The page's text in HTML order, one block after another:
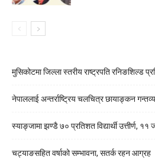
मुसिकोटमा जिल्ला स्तरीय राष्ट्रपति रनिङशिल्ड
नेपाललाई अन्तर्राष्ट्रिय चलचित्र छायाङ्कन
स्याङ्जामा झण्डै ७० प्रतिशत विद्यार्थी उत्तीर्ण, ११
चट्याङसहित वर्षाको सम्भावना, सतर्क रहन आग्रह